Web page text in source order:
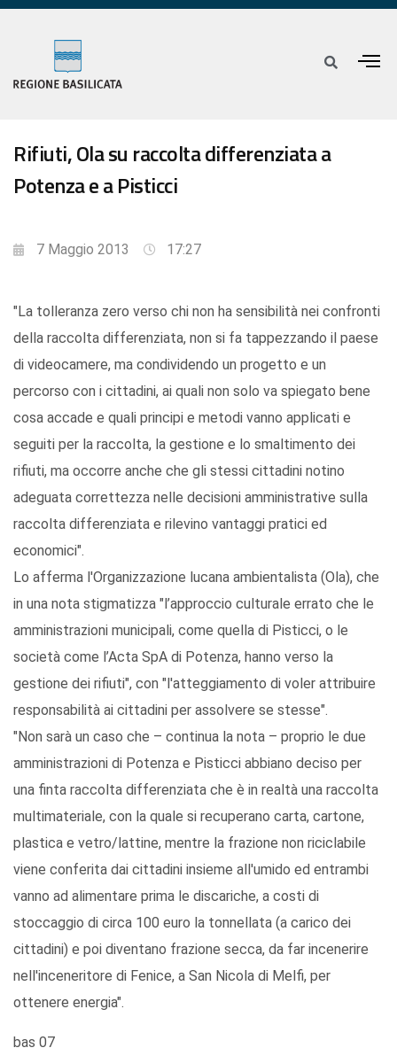
Rifiuti, Ola su raccolta differenziata a
Potenza e a Pisticci
7 Maggio 2013 17:27
"La tolleranza zero verso chi non ha sensibilità nei confronti
della raccolta differenziata, non si fa tappezzando il paese
di videocamere, ma condividendo un progetto e un
percorso con i cittadini, ai quali non solo va spiegato bene
cosa accade e quali principi e metodi vanno applicati e
seguiti per la raccolta, la gestione e lo smaltimento dei
rifiuti, ma occorre anche che gli stessi cittadini notino
adeguata correttezza nelle decisioni amministrative sulla
raccolta differenziata e rilevino vantaggi pratici ed
economici".
Lo afferma l'Organizzazione lucana ambientalista (Ola), che
in una nota stigmatizza "l’approccio culturale errato che le
amministrazioni municipali, come quella di Pisticci, o le
società come l’Acta SpA di Potenza, hanno verso la
gestione dei rifiuti", con "l'atteggiamento di voler attribuire
responsabilità ai cittadini per assolvere se stesse".
"Non sarà un caso che – continua la nota – proprio le due
amministrazioni di Potenza e Pisticci abbiano deciso per
una finta raccolta differenziata che è in realtà una raccolta
multimateriale, con la quale si recuperano carta, cartone,
plastica e vetro/lattine, mentre la frazione non riciclabile
viene conferita dai cittadini insieme all'umido ed entrambi
vanno ad alimentare prima le discariche, a costi di
stoccaggio di circa 100 euro la tonnellata (a carico dei
cittadini) e poi diventano frazione secca, da far incenerire
nell'inceneritore di Fenice, a San Nicola di Melfi, per
ottenere energia".
bas 07